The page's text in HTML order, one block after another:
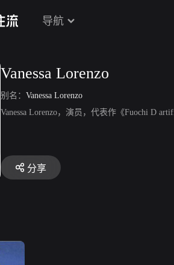
导航
Vanessa Lorenzo
别名： Vanessa Lorenzo
Vanessa Lorenzo，演员，代表作《Fuochi D
分享